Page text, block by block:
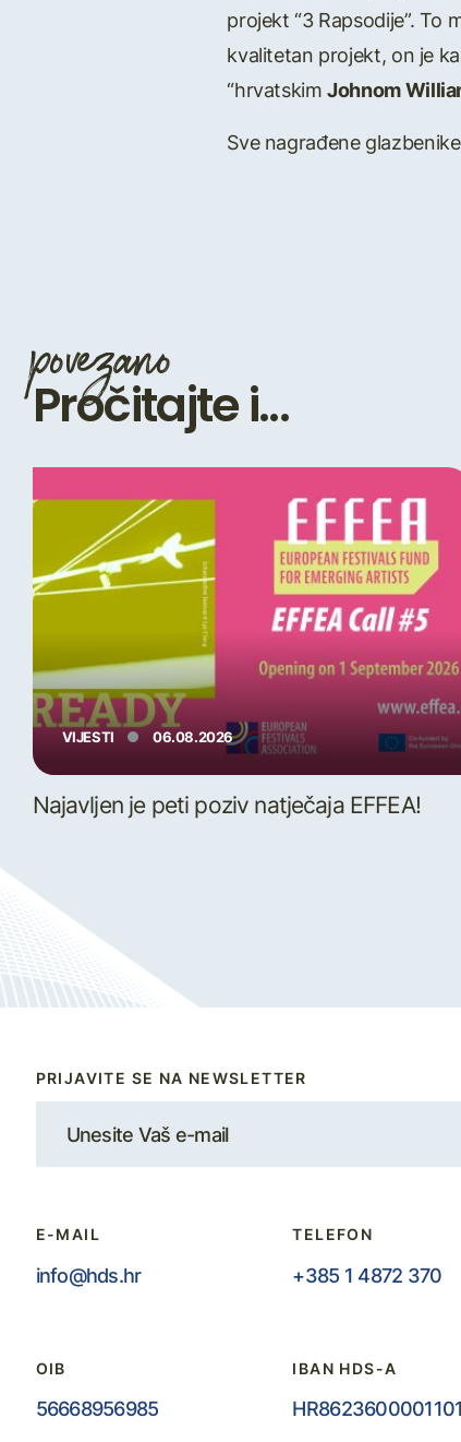
projekt “3 Rapsodije”.
kvalitetan projekt, on je
“hrvatskimJohnom
Sve nagrađene
povezano
Pročitajte i...
VIJESTI 06.08.2026
Najavljen je peti poziv natječaja EFFEA!
PRIJAVITE SE NA NEWSLETTER
E-MAIL
info@hds.hr
TELEFON
+385 1 4872 370
OIB
56668956985
IBAN HDS-A